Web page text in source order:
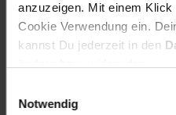
anzuzeigen. Mit einem Klick
Cookie Verwendung ein.
kannst Du jederzeit in den
Notwendig